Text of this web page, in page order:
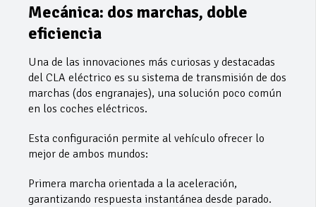
Mecánica: dos marchas, doble
eficiencia
Una de las innovaciones más curiosas y destacadas
del CLA eléctrico es su sistema de transmisión de dos
marchas (dos engranajes), una solución poco común
en los coches eléctricos.
Esta configuración permite al vehículo ofrecer lo
mejor de ambos mundos:
Primera marcha orientada a la aceleración,
garantizando respuesta instantánea desde parado.